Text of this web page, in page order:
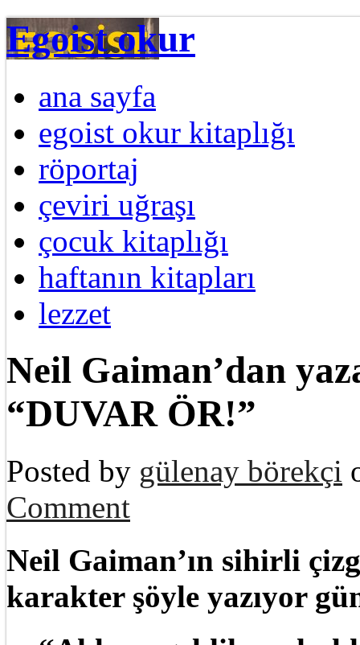
Egoist okur
ana sayfa
egoist okur kitaplığı
röportaj
çeviri uğraşı
çocuk kitaplığı
haftanın kitapları
lezzet
Neil Gaiman’dan
“DUVAR ÖR!”
Posted by gülenay börekçi
Comment
Neil Gaiman’ın sihirli
karakter şöyle yazıyor